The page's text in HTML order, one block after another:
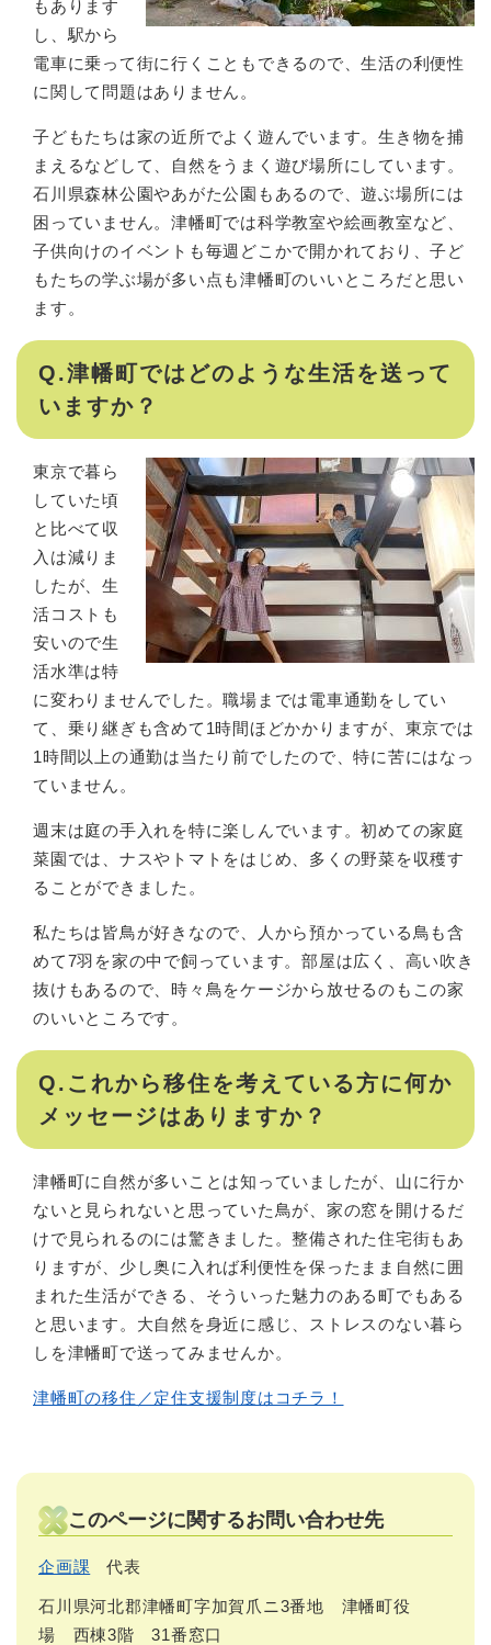
もあります
し、駅から
電車に乗って街に行くこともできるので、生活の利便性
に関して問題はありません。
子どもたちは家の近所でよく遊んでいます。生き物を捕
まえるなどして、自然をうまく遊び場所にしています。
石川県森林公園やあがた公園もあるので、遊ぶ場所には
困っていません。津幡町では科学教室や絵画教室など、
子供向けのイベントも毎週どこかで開かれており、子ど
もたちの学ぶ場が多い点も津幡町のいいところだと思い
ます。
Q.津幡町ではどのような生活を送って
いますか？
東京で暮ら
していた頃
と比べて収
入は減りま
したが、生
活コストも
安いので生
活水準は特
に変わりませんでした。職場までは電車通勤をしてい
て、乗り継ぎも含めて1時間ほどかかりますが、東京では
1時間以上の通勤は当たり前でしたので、特に苦にはなっ
ていません。
週末は庭の手入れを特に楽しんでいます。初めての家庭
菜園では、ナスやトマトをはじめ、多くの野菜を収穫す
ることができました。
私たちは皆鳥が好きなので、人から預かっている鳥も含
めて7羽を家の中で飼っています。部屋は広く、高い吹き
抜けもあるので、時々鳥をケージから放せるのもこの家
のいいところです。
Q.これから移住を考えている方に何か
メッセージはありますか？
津幡町に自然が多いことは知っていましたが、山に行か
ないと見られないと思っていた鳥が、家の窓を開けるだ
けで見られるのには驚きました。整備された住宅街もあ
りますが、少し奥に入れば利便性を保ったまま自然に囲
まれた生活ができる、そういった魅力のある町でもある
と思います。大自然を身近に感じ、ストレスのない暮ら
しを津幡町で送ってみませんか。
津幡町の移住／定住支援制度はコチラ！
このページに関するお問い合わせ先
企画課 代表
石川県河北郡津幡町字加賀爪ニ3番地 津幡町役
場 西棟3階 31番窓口